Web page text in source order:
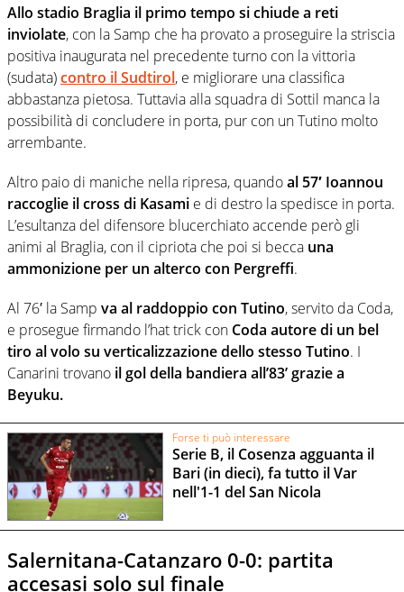
Allo stadio Braglia il primo tempo si chiude a reti
inviolate, con la Samp che ha provato a proseguire la striscia
positiva inaugurata nel precedente turno con la vittoria
(sudata)contro il Sudtirol, e migliorare una classifica
abbastanza pietosa. Tuttavia alla squadra di Sottil manca la
possibilità di concludere in porta, pur con un Tutino molto
arrembante.
Altro paio di maniche nella ripresa, quandoal 57′ Ioannou
raccoglie il cross di Kasami e di destro la spedisce in porta.
L’esultanza del difensore blucerchiato accende però gli
animi al Braglia, con il cipriota che poi si becca una
ammonizione per un alterco con Pergreffi.
Al 76′ la Samp va al raddoppio con Tutino, servito da Coda,
e prosegue firmando l’hat trick con Coda autore di un bel
tiro al volo su verticalizzazione dello stesso Tutino. I
Canarini trovano il gol della bandiera all’83’ grazie a
Beyuku.
Forse ti può interessare
Serie B, il Cosenza agguanta il
Bari (in dieci), fa tutto il Var
nell'1-1 del San Nicola
Salernitana-Catanzaro 0-0: partita
accesasi solo sul finale